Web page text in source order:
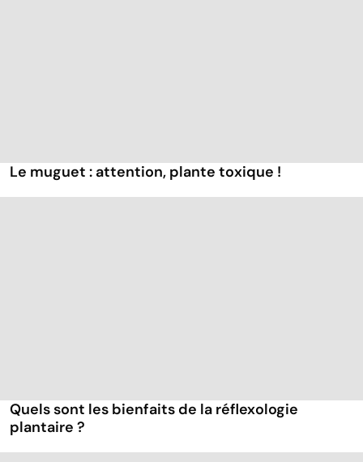
Le muguet : attention, plante toxique !
Quels sont les bienfaits de la réflexologie
plantaire ?